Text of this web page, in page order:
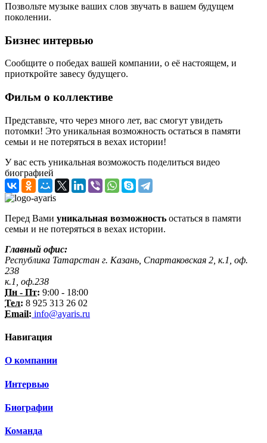
Позвольте музыке ваших слов звучать в вашем будущем
поколении.
Бизнес интервью
Сообщите о победах вашей компании, о её настоящем, и
приоткройте завесу будущего.
Фильм о коллективе
Представьте, что через много лет, вас смогут увидеть
потомки! Это уникальная возможность остаться в памяти
семьи и не потеряться в вехах истории!
У вас есть уникальная возможость поделиться видео
биографией
Перед Вами уникальная возможность остаться в памяти
семьи и не потеряться в вехах истории.
Главный офис:
Республика Татарстан г. Казань, Спартаковская 2, к.1, оф.
238
к.1, оф.238
Пн - Пт: 9:00 - 18:00
Тел: 8 925 313 26 02
Email: info@ayaris.ru
Навигация
О компании
Интервью
Биографии
Команда